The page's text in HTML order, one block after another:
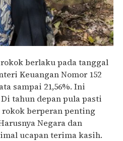
berlaku pada tanggal
Keuangan Nomor 152
sampai 21,56%. Ini
tahun depan pula pasti
berperan penting
Negara dan
ucapan terima kasih.